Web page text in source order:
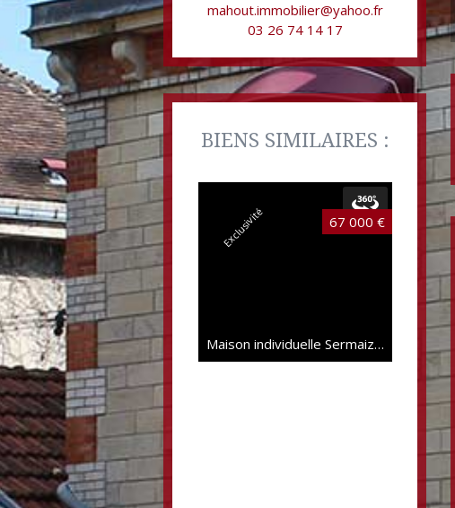
mahout.immobilier@yahoo.fr
03 26 74 14 17
BIENS SIMILAIRES :
Exclusivité 67 000 €
Maison individuelle Sermaize-les-Bains